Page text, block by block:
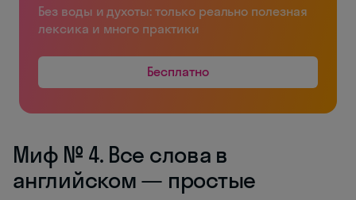
Без воды и духоты: только реально полезная
лексика и много практики
Бесплатно
Миф № 4. Все слова в
английском — простые